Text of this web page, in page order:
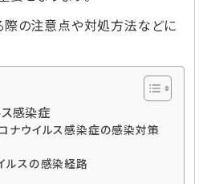
際の注意点や対処方法などに
感染症
ナウイルス感染症の感染対策
ルスの感染経路